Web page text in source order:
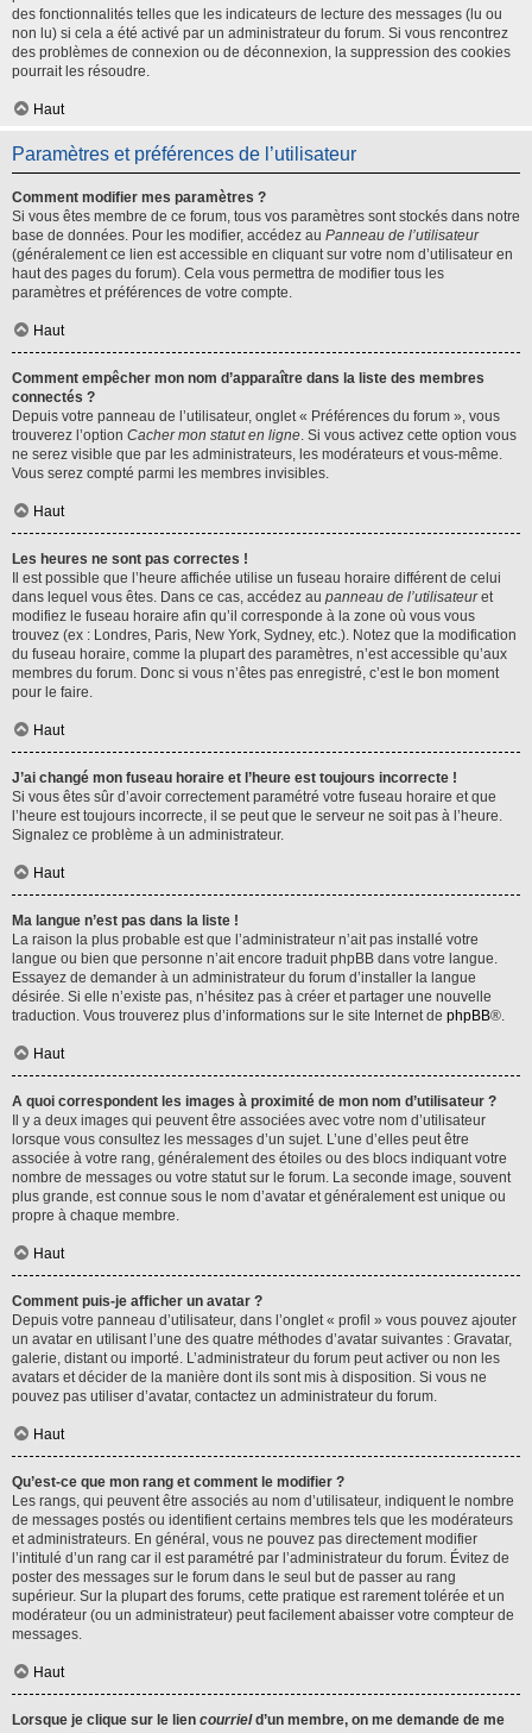
des fonctionnalités telles que les indicateurs de lecture des messages (lu ou
non lu) si cela a été activé par un administrateur du forum. Si vous rencontrez
des problèmes de connexion ou de déconnexion, la suppression des cookies
pourrait les résoudre.
Haut
Paramètres et préférences de l’utilisateur
Comment modifier mes paramètres ?
Si vous êtes membre de ce forum, tous vos paramètres sont stockés dans notre
base de données. Pour les modifier, accédez au Panneau de l’utilisateur
(généralement ce lien est accessible en cliquant sur votre nom d’utilisateur en
haut des pages du forum). Cela vous permettra de modifier tous les
paramètres et préférences de votre compte.
Haut
Comment empêcher mon nom d’apparaître dans la liste des membres
connectés ?
Depuis votre panneau de l’utilisateur, onglet « Préférences du forum », vous
trouverez l’option Cacher mon statut en ligne. Si vous activez cette option vous
ne serez visible que par les administrateurs, les modérateurs et vous-même.
Vous serez compté parmi les membres invisibles.
Haut
Les heures ne sont pas correctes !
Il est possible que l’heure affichée utilise un fuseau horaire différent de celui
dans lequel vous êtes. Dans ce cas, accédez au panneau de l’utilisateuret
modifiez le fuseau horaire afin qu’il corresponde à la zone où vous vous
trouvez (ex : Londres, Paris, New York, Sydney, etc.). Notez que la modification
du fuseau horaire, comme la plupart des paramètres, n’est accessible qu’aux
membres du forum. Donc si vous n’êtes pas enregistré, c’est le bon moment
pour le faire.
Haut
J’ai changé mon fuseau horaire et l’heure est toujours incorrecte !
Si vous êtes sûr d’avoir correctement paramétré votre fuseau horaire et que
l’heure est toujours incorrecte, il se peut que le serveur ne soit pas à l’heure.
Signalez ce problème à un administrateur.
Haut
Ma langue n’est pas dans la liste !
La raison la plus probable est que l’administrateur n’ait pas installé votre
langue ou bien que personne n’ait encore traduit phpBB dans votre langue.
Essayez de demander à un administrateur du forum d’installer la langue
désirée. Si elle n’existe pas, n’hésitez pas à créer et partager une nouvelle
traduction. Vous trouverez plus d’informations sur le site Internet de phpBB®.
Haut
A quoi correspondent les images à proximité de mon nom d’utilisateur ?
Il y a deux images qui peuvent être associées avec votre nom d’utilisateur
lorsque vous consultez les messages d’un sujet. L’une d’elles peut être
associée à votre rang, généralement des étoiles ou des blocs indiquant votre
nombre de messages ou votre statut sur le forum. La seconde image, souvent
plus grande, est connue sous le nom d’avatar et généralement est unique ou
propre à chaque membre.
Haut
Comment puis-je afficher un avatar ?
Depuis votre panneau d’utilisateur, dans l’onglet « profil » vous pouvez ajouter
un avatar en utilisant l’une des quatre méthodes d’avatar suivantes : Gravatar,
galerie, distant ou importé. L’administrateur du forum peut activer ou non les
avatars et décider de la manière dont ils sont mis à disposition. Si vous ne
pouvez pas utiliser d’avatar, contactez un administrateur du forum.
Haut
Qu’est-ce que mon rang et comment le modifier ?
Les rangs, qui peuvent être associés au nom d’utilisateur, indiquent le nombre
de messages postés ou identifient certains membres tels que les modérateurs
et administrateurs. En général, vous ne pouvez pas directement modifier
l’intitulé d’un rang car il est paramétré par l’administrateur du forum. Évitez de
poster des messages sur le forum dans le seul but de passer au rang
supérieur. Sur la plupart des forums, cette pratique est rarement tolérée et un
modérateur (ou un administrateur) peut facilement abaisser votre compteur de
messages.
Haut
Lorsque je clique sur le lien courrield’un membre, on me demande de me